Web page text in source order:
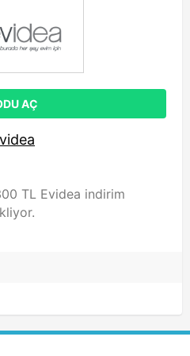
AÇ
TL Evidea indirim